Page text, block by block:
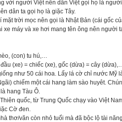
với người Việt nên dân Việt gọi họ là
dân ta gọi họ là giặc Tây.
trời mọc nên gọi là Nhật Bản (cái gốc
xe máy và xe hơi mang tên ông nên người
(con) tu hú,…
(xe) = chiếc (xe), gốc (dừa) = cây
như 50 cái hoa. Lấy lá cờ chỉ nước Mỹ
chiếm một cái hang làm sào huyêt.
hang Tàu Ô.
quốc, từ Trung Quốc chạy vào Việt
Cờ đen.
thơ/văn còn nhỏ tuổi mà đã bộc lộ tài